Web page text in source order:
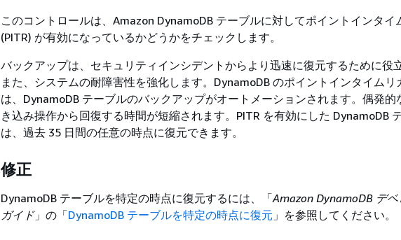
このコントロールは、Amazon DynamoDB テーブルに対してポイントインタイ
(PITR) が有効になっているかどうかをチェックします。
バックアップは、セキュリティインシデントからより迅速に復元するために役
また、システムの耐障害性を強化します。DynamoDB のポイントインタイムリ
は、DynamoDB テーブルのバックアップがオートメーションされます。偶発的
き込み操作から回復する時間が短縮されます。PITR を有効にした DynamoDB
は、過去 35 日間の任意の時点に復元できます。
修正
DynamoDB テーブルを特定の時点に復元するには、「Amazon DynamoDB デ
ガイド」の「DynamoDB テーブルを特定の時点に復元 」を参照してください。